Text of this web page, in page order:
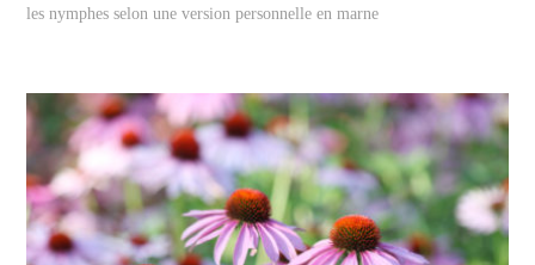
les nymphes selon une version personnelle en marne